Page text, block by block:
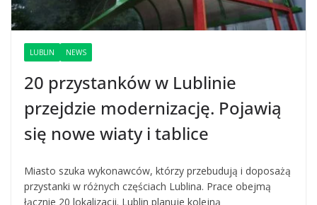
LUBLIN NEWS
20 przystanków w Lublinie
przejdzie modernizację. Pojawią
się nowe wiaty i tablice
Miasto szuka wykonawców, którzy przebudują i doposażą
przystanki w różnych częściach Lublina. Prace obejmą
łącznie 20 lokalizacji. Lublin planuje kolejną